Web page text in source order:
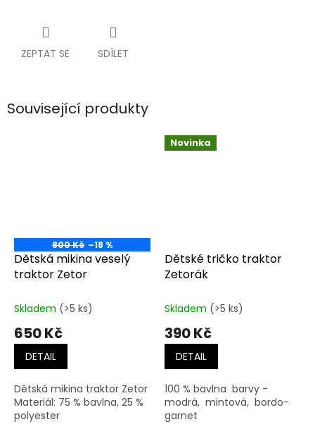
ZEPTAT SE SDÍLET
Související produkty
800 Kč –18 %
Dětská mikina veselý
traktor Zetor
Skladem (>5 ks)
650 Kč
DETAIL
Dětská mikina traktor Zetor
Materiál: 75 % bavlna, 25 %
polyester
Novinka
Dětské tričko traktor
Zetorák
Skladem (>5 ks)
390 Kč
DETAIL
100 % bavlna barvy -
modrá, mintová, bordo-
garnet